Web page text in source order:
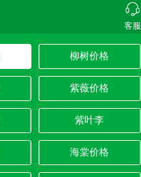
客服
柳树价格
紫薇价格
紫叶李
海棠价格